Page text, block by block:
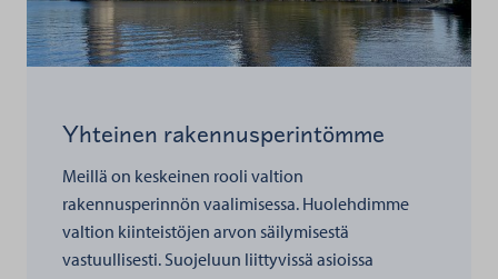
Yhteinen rakennusperintömme
Meillä on keskeinen rooli valtion
rakennusperinnön vaalimisessa. Huolehdimme
valtion kiinteistöjen arvon säilymisestä
vastuullisesti. Suojeluun liittyvissä asioissa